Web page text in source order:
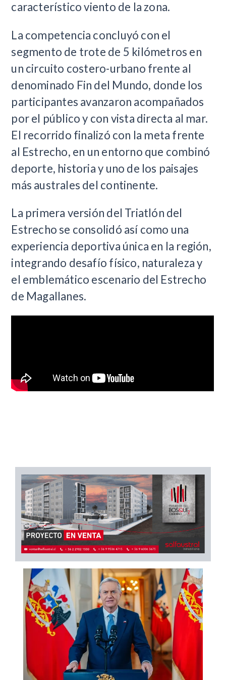
característico viento de la zona.
La competencia concluyó con el
segmento de trote de 5 kilómetros en
un circuito costero-urbano frente al
denominado Fin del Mundo, donde los
participantes avanzaron acompañados
por el público y con vista directa al mar.
El recorrido finalizó con la meta frente
al Estrecho, en un entorno que combinó
deporte, historia y uno de los paisajes
más australes del continente.
La primera versión del Triatlón del
Estrecho se consolidó así como una
experiencia deportiva única en la región,
integrando desafío físico, naturaleza y
el emblemático escenario del Estrecho
de Magallanes.